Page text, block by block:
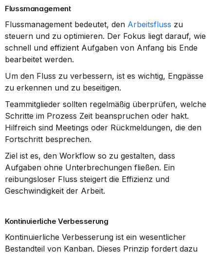
Flussmanagement
Flussmanagement bedeutet, den Arbeitsfluss zu
steuern und zu optimieren. Der Fokus liegt darauf, wie
schnell und effizient Aufgaben von Anfang bis Ende
bearbeitet werden.
Um den Fluss zu verbessern, ist es wichtig, Engpässe
zu erkennen und zu beseitigen.
Teammitglieder sollten regelmäßig überprüfen, welche
Schritte im Prozess Zeit beanspruchen oder hakt.
Hilfreich sind Meetings oder Rückmeldungen, die den
Fortschritt besprechen.
Ziel ist es, den Workflow so zu gestalten, dass
Aufgaben ohne Unterbrechungen fließen. Ein
reibungsloser Fluss steigert die Effizienz und
Geschwindigkeit der Arbeit.
Kontinuierliche Verbesserung
Kontinuierliche Verbesserung ist ein wesentlicher
Bestandteil von Kanban. Dieses Prinzip fordert dazu